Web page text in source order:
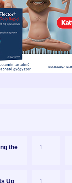
the
1
Up
1